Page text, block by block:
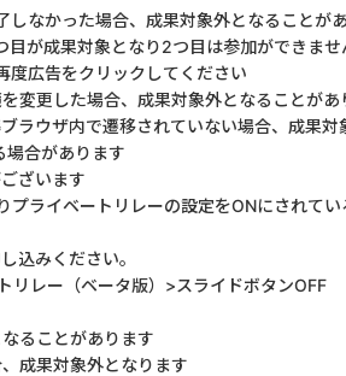
しなかった場合、成果対象外となることが
目が成果対象となり2つ目は参加ができませ
度広告をクリックしてください
変更した場合、成果対象外となることがあ
ラウザ内で遷移されていない場合、成果対
場合があります
ざいます
プライベートリレーの設定をONにされて
込みください。
レー（ベータ版）>スライドボタンOFF
ることがあります
成果対象外となります